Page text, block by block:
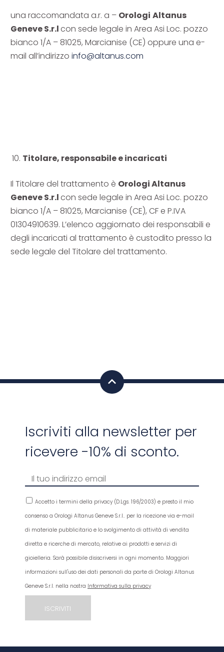
una raccomandata a.r. a – Orologi Altanus
Geneve S.r.lcon sede legale in Area Asi Loc. pozzo
bianco 1/A – 81025, Marcianise (CE) oppure una e-
mail all’indirizzoinfo@altanus.com
Titolare, responsabile e incaricati
Il Titolare del trattamento è OrologiAltanus
Geneve S.r.lcon sede legale in Area Asi Loc. pozzo
bianco 1/A – 81025, Marcianise (CE), CF e P.IVA
01304910639. L’elenco aggiornato dei responsabili e
degli incaricati al trattamento è custodito presso la
sede legale del Titolare del trattamento.
Iscriviti alla newsletter per
ricevere -10% di sconto.
Accetto i termini della privacy (D.Lgs. 196/2003) e presto il mio
consenso a Orologi Altanus Geneve S.r.l.. per la ricezione via e-mail
di materiale pubblicitario e lo svolgimento di attività di vendita
diretta e ricerche di mercato, relative ai prodotti e servizi di
gioielleria. Sarà possibile disiscriversi in ogni momento. Maggiori
informazioni sull'uso dei dati personali da parte di Orologi Altanus
Geneve S.r.l. nella nostra Informativa sulla privacy